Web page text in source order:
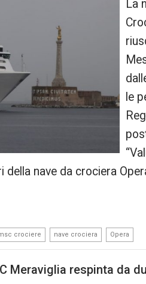
La
le
nave da crociera
crociere nave crociera Opera
Meraviglia respinta da